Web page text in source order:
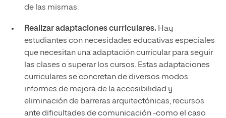
de las mismas.
Realizar adaptaciones curriculares. Hay
estudiantes con necesidades educativas especiales
que necesitan una adaptación curricular para seguir
las clases o superar los cursos. Estas adaptaciones
curriculares se concretan de diversos modos:
informes de mejora de la accesibilidad y
eliminación de barreras arquitectónicas, recursos
ante dificultades de comunicación -como el caso